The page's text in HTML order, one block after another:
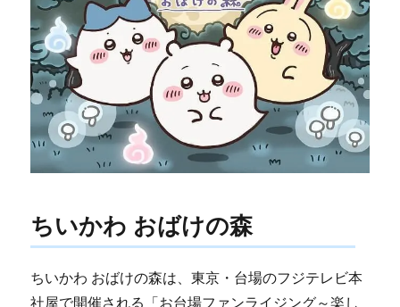
ちいかわ おばけの森
ちいかわ おばけの森は、東京・台場のフジテレビ本
社屋で開催される「お台場ファンライジング～楽し